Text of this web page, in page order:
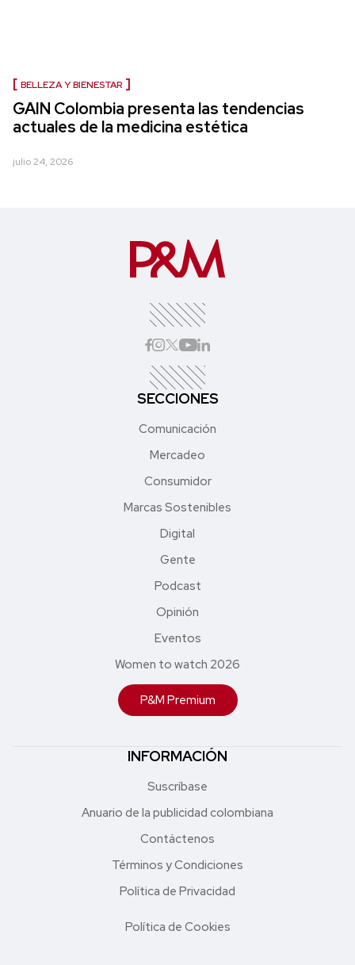
BELLEZA Y BIENESTAR
GAIN Colombia presenta las tendencias
actuales de la medicina estética
julio 24, 2026
SECCIONES
Comunicación
Mercadeo
Consumidor
Marcas Sostenibles
Digital
Gente
Podcast
Opinión
Eventos
Women to watch 2026
P&M Premium
INFORMACIÓN
Suscríbase
Anuario de la publicidad colombiana
Contáctenos
Términos y Condiciones
Política de Privacidad
Política de Cookies